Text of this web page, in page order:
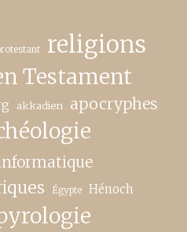
religions
Testament
akkadien apocryphes
Égypte Hénoch